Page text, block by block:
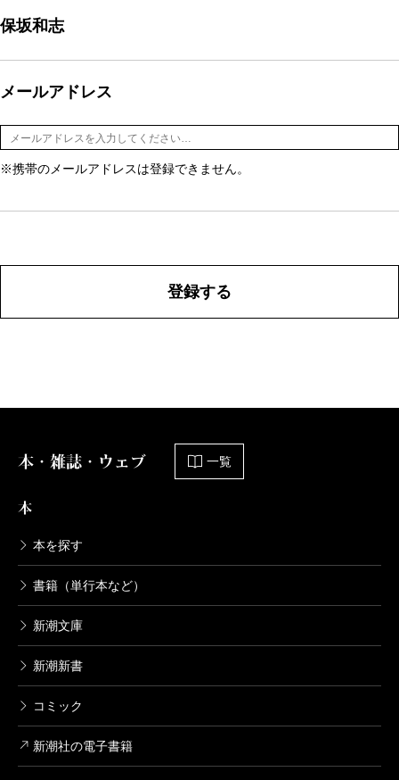
保坂和志
メールアドレス
※携帯のメールアドレスは登録できません。
登録する
本・雑誌・ウェブ 一覧
本
本を探す
書籍（単行本など）
新潮文庫
新潮新書
コミック
新潮社の電子書籍